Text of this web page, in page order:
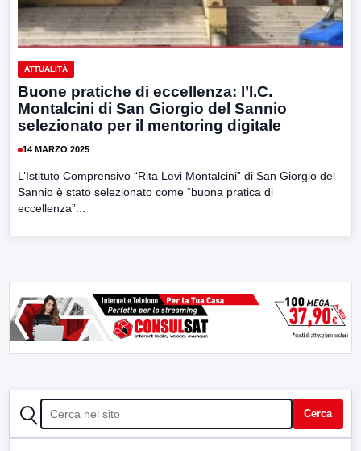
ATTUALITÀ
Buone pratiche di eccellenza: l’I.C.
Montalcini di San Giorgio del Sannio
selezionato per il mentoring digitale
14 MARZO 2025
L’Istituto Comprensivo “Rita Levi Montalcini” di San Giorgio del
Sannio è stato selezionato come “buona pratica di
eccellenza”...
CERCA Cerca